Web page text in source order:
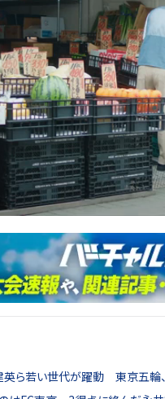
英ら若い世代が躍動 東京五輪